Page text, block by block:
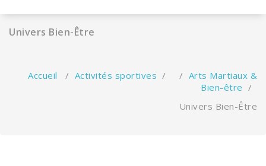
Univers Bien-Être
Accueil / Activités sportives / / Arts Martiaux &
Bien-être /
Univers Bien-Être